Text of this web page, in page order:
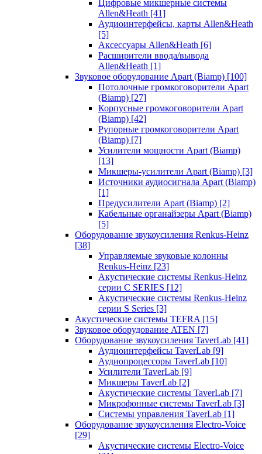
Цифровые микшерные системы
Allen&Heath [41]
Аудиоинтерфейсы, карты Allen&Heath
[5]
Аксессуары Allen&Heath [6]
Расширители ввода/вывода
Allen&Heath [1]
Звуковое оборудование Apart (Biamp) [100]
Потолочные громкоговорители Apart
(Biamp) [27]
Корпусные громкоговорители Apart
(Biamp) [42]
Рупорные громкоговорители Apart
(Biamp) [7]
Усилители мощности Apart (Biamp)
[13]
Микшеры-усилители Apart (Biamp) [3]
Источники аудиосигнала Apart (Biamp)
[1]
Предусилители Apart (Biamp) [2]
Кабельные органайзеры Apart (Biamp)
[5]
Оборудование звукоусиления Renkus-Heinz
[38]
Управляемые звуковые колонны
Renkus-Heinz [23]
Акустические системы Renkus-Heinz
серии C SERIES [12]
Акустические системы Renkus-Heinz
серии S Series [3]
Акустические системы TEFRA [15]
Звуковое оборудование ATEN [7]
Оборудование звукоусиления TaverLab [41]
Аудиоинтерфейсы TaverLab [9]
Аудиопроцессоры TaverLab [10]
Усилители TaverLab [9]
Микшеры TaverLab [2]
Акустические системы TaverLab [7]
Микрофонные системы TaverLab [3]
Системы управления TaverLab [1]
Оборудование звукоусиления Electro-Voice
[29]
Акустические системы Electro-Voice